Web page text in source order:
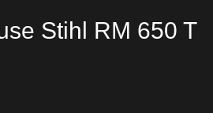
Stihl RM 650 T